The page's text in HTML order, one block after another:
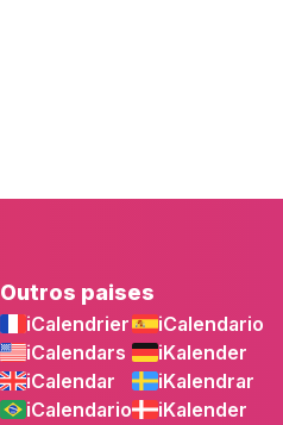
Outros paises
iCalendrier
iCalendars
iCalendar
iCalendario
iCalendario
iKalender
iKalendrar
iKalender